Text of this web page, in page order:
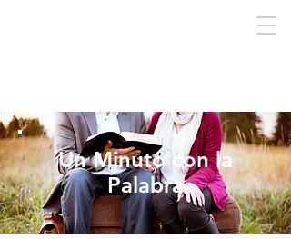
Un Minuto con la
Palabra